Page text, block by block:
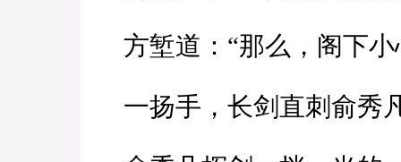
方堑道：“那么，阁下小
一扬手，长剑直刺俞秀